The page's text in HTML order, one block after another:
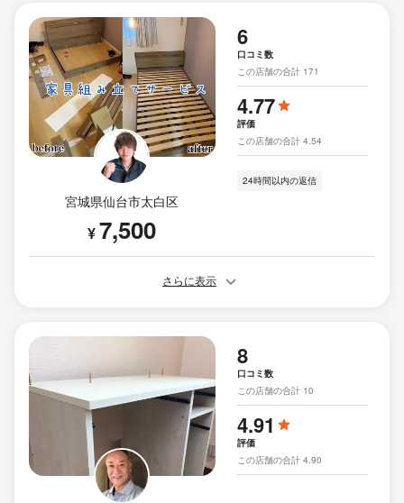
宮城県仙台市太白区
¥7,500
6
口コミ数
この店舗の合計 171
4.77
評価
この店舗の合計 4.54
24時間以内の返信
さらに表示
8
口コミ数
この店舗の合計 10
4.91
評価
この店舗の合計 4.90